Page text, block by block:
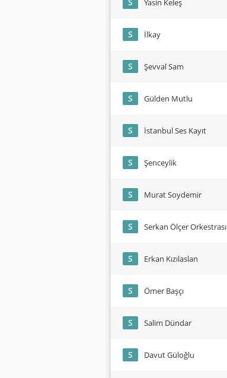
Yasin Keleş
S İlkay
S Şevval Sam
S Gülden Mutlu
S İstanbul Ses Kayıt
S Şenceylik
S Murat Soydemir
S Serkan Ölçer Orkestrası
S Erkan Kızılaslan
S Ömer Başçı
S Salim Dündar
S Davut Güloğlu